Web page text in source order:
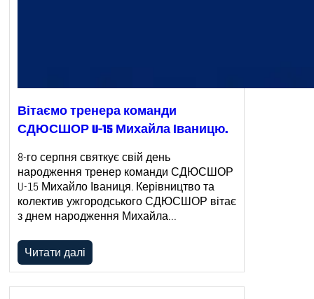
Вітаємо тренера команди
СДЮСШОР U-15 Михайла Іваницю.
8-го серпня святкує свій день
народження тренер команди СДЮСШОР
U-15 Михайло Іваниця. Керівництво та
колектив ужгородського СДЮСШОР вітає
з днем народження Михайла…
Читати далі